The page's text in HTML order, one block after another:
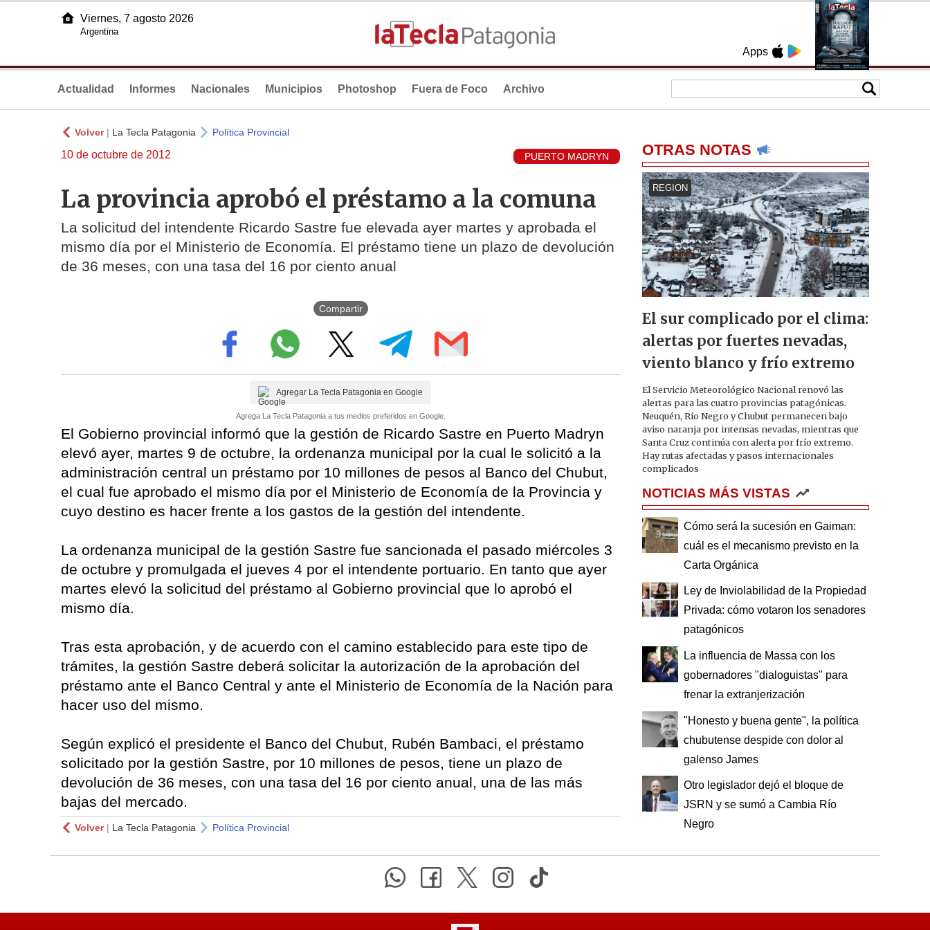
Apps
Viernes, 7 agosto 2026
Argentina
Actualidad Informes Nacionales Municipios Photoshop Fuera de Foco Archivo
Volver| La Tecla Patagonia Política Provincial
10 de octubre de 2012 PUERTO MADRYN
La provincia aprobó el préstamo a la comuna
La solicitud del intendente Ricardo Sastre fue elevada ayer martes y aprobada el
mismo día por el Ministerio de Economía. El préstamo tiene un plazo de devolución
de 36 meses, con una tasa del 16 por ciento anual
Compartir
Agregar La Tecla Patagonia en Google
Agrega La Tecla Patagonia a tus medios preferidos en Google.
El Gobierno provincial informó que la gestión de Ricardo Sastre en Puerto Madryn
elevó ayer, martes 9 de octubre, la ordenanza municipal por la cual le solicitó a la
administración central un préstamo por 10 millones de pesos al Banco del Chubut,
el cual fue aprobado el mismo día por el Ministerio de Economía de la Provincia y
cuyo destino es hacer frente a los gastos de la gestión del intendente.
La ordenanza municipal de la gestión Sastre fue sancionada el pasado miércoles 3
de octubre y promulgada el jueves 4 por el intendente portuario. En tanto que ayer
martes elevó la solicitud del préstamo al Gobierno provincial que lo aprobó el
mismo día.
Tras esta aprobación, y de acuerdo con el camino establecido para este tipo de
trámites, la gestión Sastre deberá solicitar la autorización de la aprobación del
préstamo ante el Banco Central y ante el Ministerio de Economía de la Nación para
hacer uso del mismo.
Según explicó el presidente el Banco del Chubut, Rubén Bambaci, el préstamo
solicitado por la gestión Sastre, por 10 millones de pesos, tiene un plazo de
devolución de 36 meses, con una tasa del 16 por ciento anual, una de las más
bajas del mercado.
Volver| La Tecla Patagonia Política Provincial
OTRAS NOTAS
REGION
El sur complicado por el clima:
alertas por fuertes nevadas,
viento blanco y frío extremo
El Servicio Meteorológico Nacional renovó las
alertas para las cuatro provincias patagónicas.
Neuquén, Río Negro y Chubut permanecen bajo
aviso naranja por intensas nevadas, mientras que
Santa Cruz continúa con alerta por frío extremo.
Hay rutas afectadas y pasos internacionales
complicados
NOTICIAS MÁS VISTAS
Cómo será la sucesión en Gaiman:
cuál es el mecanismo previsto en la
Carta Orgánica
Ley de Inviolabilidad de la Propiedad
Privada: cómo votaron los senadores
patagónicos
La influencia de Massa con los
gobernadores "dialoguistas" para
frenar la extranjerización
"Honesto y buena gente", la política
chubutense despide con dolor al
galenso James
Otro legislador dejó el bloque de
JSRN y se sumó a Cambia Río
Negro